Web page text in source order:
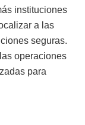
instituciones
a las
seguras.
operaciones
para